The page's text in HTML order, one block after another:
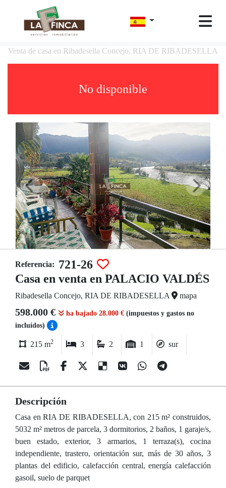
Venta de casa en Ribadesella Concejo, RIA DE RIBADESELLA
No disponible
Referencia: 721-26
Casa en venta en PALACIO VALDÉS
Ribadesella Concejo, RIA DE RIBADESELLA mapa
598.000 € ha bajado 28.000 € (impuestos y gastos no
incluídos)
215 m2 3 2 1 sur
Descripción
Casa en RIA DE RIBADESELLA, con 215 m² construidos,
5032 m² metros de parcela, 3 dormitorios, 2 baños, 1 garaje/s,
buen estado, exterior, 3 armarios, 1 terraza(s), cocina
independiente, trastero, orientación sur, más de 30 años, 3
plantas del edificio, calefacción central, energía calefacción
gasoil, suelo de parquet